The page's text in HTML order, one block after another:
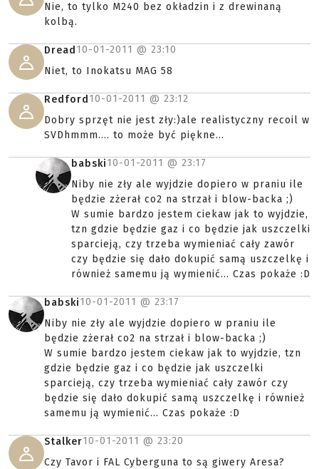
Nie, to tylko M240 bez okładzin i z drewinaną
kolbą.
Dread 10-01-2011 @ 23:10
Niet, to Inokatsu MAG 58
Redford 10-01-2011 @ 23:12
Dobry sprzęt nie jest zły:)ale realistyczny recoil w
SVDhmmm.... to może być piękne...
babski10-01-2011 @ 23:17
Niby nie zły ale wyjdzie dopiero w praniu ile
będzie zżerał co2 na strzał i blow-backa ;)
W sumie bardzo jestem ciekaw jak to wyjdzie,
tzn gdzie będzie gaz i co będzie jak uszczelki
sparcieją, czy trzeba wymieniać cały zawór
czy będzie się dało dokupić samą uszczelkę i
również samemu ją wymienić... Czas pokaże :D
babski10-01-2011 @ 23:17
Niby nie zły ale wyjdzie dopiero w praniu ile
będzie zżerał co2 na strzał i blow-backa ;)
W sumie bardzo jestem ciekaw jak to wyjdzie, tzn
gdzie będzie gaz i co będzie jak uszczelki
sparcieją, czy trzeba wymieniać cały zawór czy
będzie się dało dokupić samą uszczelkę i również
samemu ją wymienić... Czas pokaże :D
Stalker10-01-2011 @ 23:20
Czy Tavor i FAL Cyberguna to są giwery Aresa?